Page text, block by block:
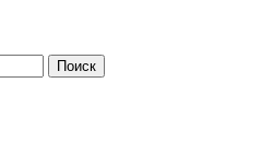
Поиск